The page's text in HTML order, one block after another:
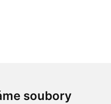
soubory